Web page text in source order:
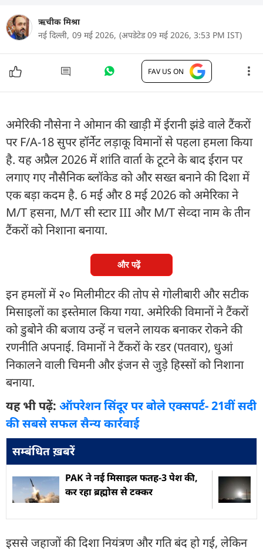
ऋचीक मिश्रा
नई दिल्ली, 09 मई 2026, (अपडेटेड 09 मई 2026, 3:53 PM IST)
FAV US ON
अमेरिकी नौसेना ने ओमान की खाड़ी में ईरानी झंडे वाले टैंकरों
पर F/A-18 सुपर हॉर्नेट लड़ाकू विमानों से पहला हमला किया
है. यह अप्रैल 2026 में शांति वार्ता के टूटने के बाद ईरान पर
लगाए गए नौसैनिक ब्लॉकेड को और सख्त बनाने की दिशा में
एक बड़ा कदम है. 6 मई और 8 मई 2026 को अमेरिका ने
M/T हसना, M/T सी स्टार III और M/T सेव्दा नाम के तीन
टैंकरों को निशाना बनाया.
और पढ़ें
इन हमलों में २० मिलीमीटर की तोप से गोलीबारी और सटीक
मिसाइलों का इस्तेमाल किया गया. अमेरिकी विमानों ने टैंकरों
को डुबोने की बजाय उन्हें न चलने लायक बनाकर रोकने की
रणनीति अपनाई. विमानों ने टैंकरों के रडर (पतवार), धुआं
निकालने वाली चिमनी और इंजन से जुड़े हिस्सों को निशाना
बनाया.
यह भी पढ़ें: ऑपरेशन सिंदूर पर बोले एक्सपर्ट- 21वीं सदी
की सबसे सफल सैन्य कार्रवाई
सम्बंधित ख़बरें
PAK ने नई मिसाइल फतह-3 पेश की,
कर रहा ब्रह्मोस से टक्कर
इससे जहाजों की दिशा नियंत्रण और गति बंद हो गई, लेकिन